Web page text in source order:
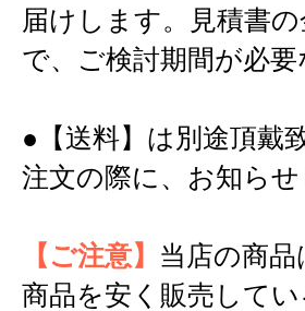
届けします。見積書
で、ご検討期間が必
●【送料】は別途頂戴
注文の際に、お知らせ
【ご注意】 当店の商
商品を安く販売して